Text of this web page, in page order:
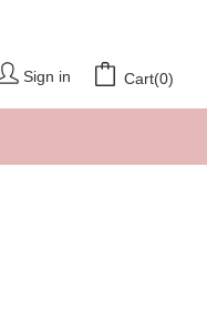
Sign in Cart(0)